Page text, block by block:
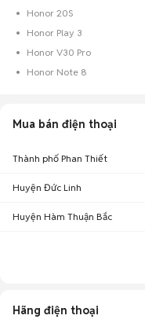
Honor 20S
Honor Play 3
Honor V30 Pro
Honor Note 8
Mua bán điện thoại
Thành phố Phan Thiết
Huyện Đức Linh
Huyện Hàm Thuận Bắc
Hãng điện thoại